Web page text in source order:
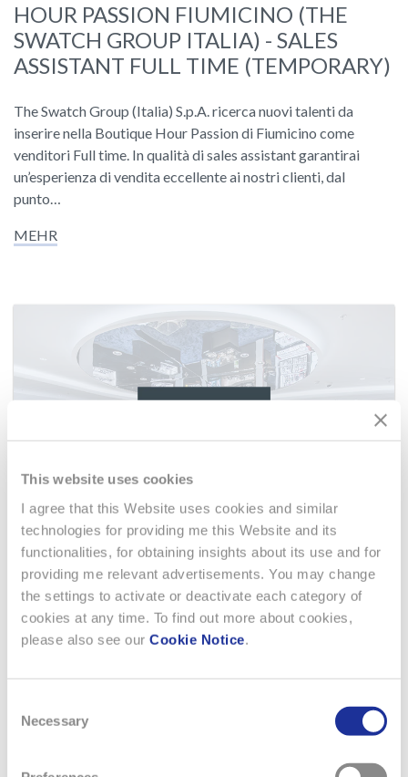
This website uses cookies
I agree that this Website uses cookies and similar
technologies for providing me this Website and its
functionalities, for obtaining insights about its use and for
providing me relevant advertisements. You may change
the settings to activate or deactivate each category of
cookies at any time. To find out more about cookies,
please also see our Cookie Notice.
Selection
Necessary
HOUR PASSION FIUMICINO (THE
SWATCH GROUP ITALIA) - SALES
ASSISTANT FULL TIME (TEMPORARY)
The Swatch Group (Italia) S.p.A. ricerca nuovi talenti da
inserire nella Boutique Hour Passion di Fiumicino come
venditori Full time. In qualità di sales assistant garantirai
un’esperienza di vendita eccellente ai nostri clienti, dal
punto…
MEHR
HOUR PASSION MALPENSA AIRPORT
The Swatch Group (Italia) SpA ricerca, per la Boutique Hour
Passion sita all'interno dell'Aeroporto di Milano Malpensa,